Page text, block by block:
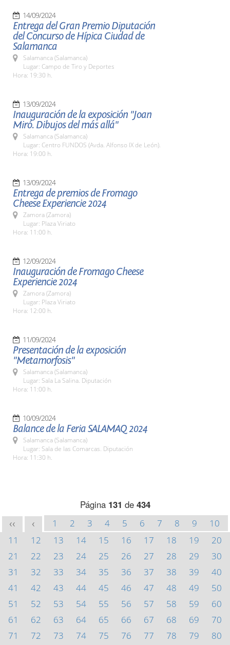
14/09/2024
Entrega del Gran Premio Diputación
del Concurso de Hípica Ciudad de
Salamanca
Salamanca (Salamanca)
Lugar: Campo de Tiro y Deportes
Hora: 19:30 h.
13/09/2024
Inauguración de la exposición "Joan
Miró. Dibujos del más allá"
Salamanca (Salamanca)
Lugar: Centro FUNDOS (Avda. Alfonso IX de León).
Hora: 19:00 h.
13/09/2024
Entrega de premios de Fromago
Cheese Experiencie 2024
Zamora (Zamora)
Lugar: Plaza Viriato
Hora: 11:00 h.
12/09/2024
Inauguración de Fromago Cheese
Experiencie 2024
Zamora (Zamora)
Lugar: Plaza Viriato
Hora: 12:00 h.
11/09/2024
Presentación de la exposición
"Metamorfosis"
Salamanca (Salamanca)
Lugar: Sala La Salina. Diputación
Hora: 11:00 h.
10/09/2024
Balance de la Feria SALAMAQ 2024
Salamanca (Salamanca)
Lugar: Sala de las Comarcas. Diputación
Hora: 11:30 h.
Página 131 de 434
<< < 1 2 3 4 5 6 7 8 9
10
11
12 13 14 15 16 17 18 19
20
21
22 23 24 25 26 27 28 29
30
31
32 33 34 35 36 37 38 39
40
41
42 43 44 45 46 47 48 49
50
51
52 53 54 55 56 57 58 59
60
61
62 63 64 65 66 67 68 69
70
71
72 73 74 75 76 77 78 79
80